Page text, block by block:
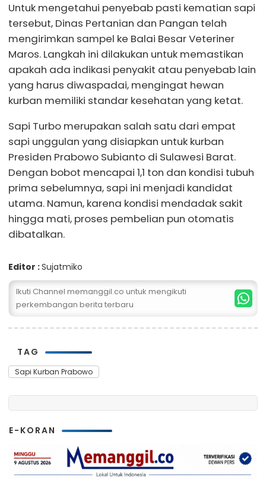
Untuk mengetahui penyebab pasti kematian sapi
tersebut, Dinas Pertanian dan Pangan telah
mengirimkan sampel ke Balai Besar Veteriner
Maros. Langkah ini dilakukan untuk memastikan
apakah ada indikasi penyakit atau penyebab lain
yang harus diwaspadai, mengingat hewan
kurban memiliki standar kesehatan yang ketat.
Sapi Turbo merupakan salah satu dari empat
sapi unggulan yang disiapkan untuk kurban
Presiden Prabowo Subianto di Sulawesi Barat.
Dengan bobot mencapai 1,1 ton dan kondisi tubuh
prima sebelumnya, sapi ini menjadi kandidat
utama. Namun, karena kondisi mendadak sakit
hingga mati, proses pembelian pun otomatis
dibatalkan.
Editor :Sujatmiko
Ikuti Channel memanggil.co untuk mengikuti
perkembangan berita terbaru
TAG
Sapi Kurban Prabowo
E-KORAN